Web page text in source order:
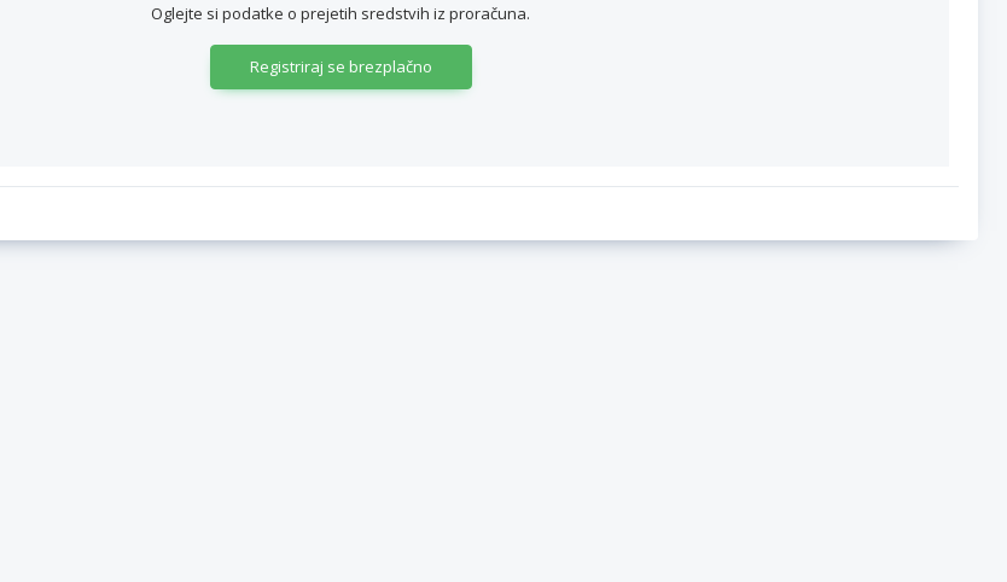
Oglejte si podatke o prejetih sredstvih iz proračuna.
Registriraj se brezplačno